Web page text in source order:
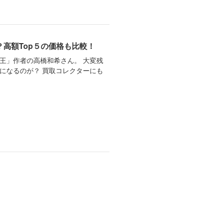
額Top５の価格も比較！
」作者の高橋和希さん。 大変残
なるのが？ 買取コレクターにも